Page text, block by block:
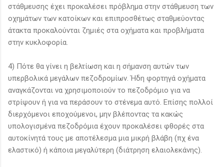
στάθμευσης έχει προκαλέσει πρόβλημα στην στάθμευση των
οχημάτων των κατοίκων και επιπροσθέτως σταθμεύοντας
άτακτα προκαλούνται ζημιές στα οχήματα και προβλήματα
στην κυκλοφορία.
4) Πότε θα γίνει η βελτίωση και η σήμανση αυτών των
υπερβολικά μεγάλων πεζοδρομίων. Ήδη φορτηγά οχήματα
αναγκάζονται να χρησιμοποιούν το πεζοδρόμιο για να
στρίψουν ή για να περάσουν το στένεμα αυτό. Επίσης πολλοί
διερχόμενοι εποχούμενοι, μην βλέποντας τα κακώς
υπολογισμένα πεζοδρόμια έχουν προκαλέσει φθορές στα
αυτοκίνητά τους με αποτέλεσμα μια μικρή βλάβη (πχ ένα
ελαστικό) ή κάποια μεγαλύτερη (διάτρηση ελαιολεκάνης).